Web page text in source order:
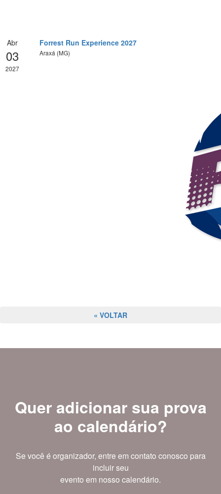
Abr
03
2027
Forrest Run Experience 2027
Araxá (MG)
« VOLTAR
Quer adicionar sua prova
ao calendário?
Se você é organizador, entre em contato conosco para
incluir seu
evento em nosso calendário.